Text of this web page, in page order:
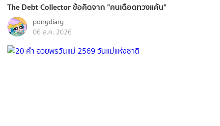
The Debt Collector ข้อคิดจาก "คนเดือดทวงแค้น"
ponydiary
06 ส.ค. 2026